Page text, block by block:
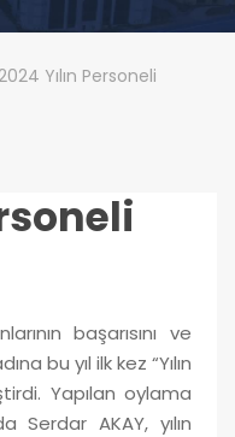
2024 Yılın Personeli
başarısını ve
bu yıl ilk kez “Yılın
Yapılan oylama
AKAY, yılın